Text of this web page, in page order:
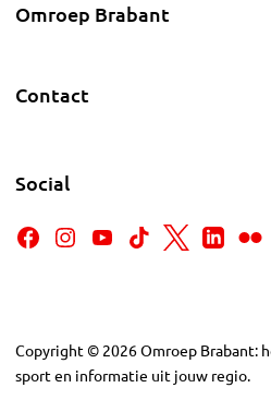
Omroep Brabant
Contact
Social
Copyright © 2026Omroep Brabant:
sport en informatie uit jouw regio.